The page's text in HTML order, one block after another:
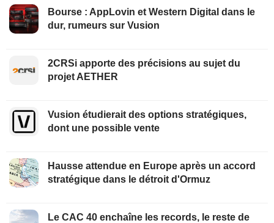
Bourse : AppLovin et Western Digital dans le
dur, rumeurs sur Vusion
2CRSi apporte des précisions au sujet du
projet AETHER
Vusion étudierait des options stratégiques,
dont une possible vente
Hausse attendue en Europe après un accord
stratégique dans le détroit d'Ormuz
Le CAC 40 enchaîne les records, le reste de